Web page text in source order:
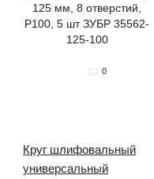
0
Круг шлифовальный
универсальный